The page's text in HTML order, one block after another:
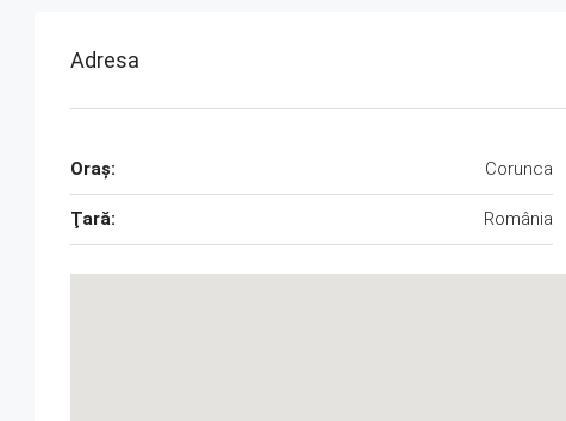
Adresa
Oraş: Corunca
Ţară: România